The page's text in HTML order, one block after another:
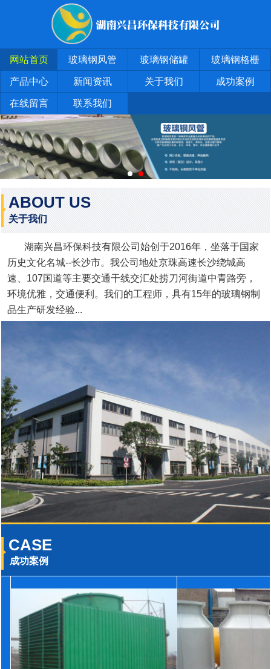
网站首页 玻璃钢风管 玻璃钢储罐 玻璃钢格栅
产品中心 新闻资讯 关于我们 成功案例
在线留言 联系我们
ABOUT US
关于我们
湖南兴昌环保科技有限公司始创于2016年，坐落于国家
历史文化名城--长沙市。我公司地处京珠高速长沙绕城高
速、107国道等主要交通干线交汇处捞刀河街道中青路旁，
环境优雅，交通便利。我们的工程师，具有15年的玻璃钢制
品生产研发经验...
CASE
成功案例